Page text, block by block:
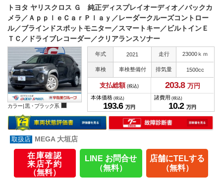
トヨタ ヤリスクロス Ｇ 純正ディスプレイオーディオ／バックカ
メラ／ＡｐｐｌｅＣａｒＰｌａｙ／レーダークルーズコントロー
ル／ブラインドスポットモニター／スマートキー／ビルトインＥ
ＴＣ／ドライブレコーダー／クリアランスソナー
カラー | 黒・ブラック系
年式 2021 走行 23000ｋｍ
車検 車検整備付 排気量 1500cc
支払総額 (税込) 203.8 万円
本体価格 (税込)
193.6 万円
諸費用 (税込)
10.2 万円
MEGA 大垣店
在庫確認
来店予約
（無料）
LINE お問合せ
（無料）
店舗にTELする
（無料）